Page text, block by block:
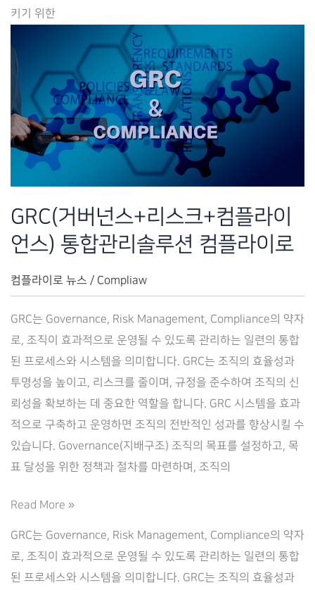
솔
루
션
컴
플
라
이
키기 위한
GRC(거버넌스+리스크+컴플라이
언스) 통합관리솔루션 컴플라이로
컴플라이로 뉴스 / Compliaw
GRC는 Governance, Risk Management, Compliance의 약자
로, 조직이 효과적으로 운영될 수 있도록 관리하는 일련의 통합
된 프로세스와 시스템을 의미합니다. GRC는 조직의 효율성과
투명성을 높이고, 리스크를 줄이며, 규정을 준수하여 조직의 신
뢰성을 확보하는 데 중요한 역할을 합니다. GRC 시스템을 효과
적으로 구축하고 운영하면 조직의 전반적인 성과를 향상시킬 수
있습니다. Governance(지배구조) 조직의 목표를 설정하고, 목
표 달성을 위한 정책과 절차를 마련하며, 조직의
GRC(거
Read More »
GRC는 Governance, Risk Management, Compliance의 약자
로, 조직이 효과적으로 운영될 수 있도록 관리하는 일련의 통합
된 프로세스와 시스템을 의미합니다. GRC는 조직의 효율성과